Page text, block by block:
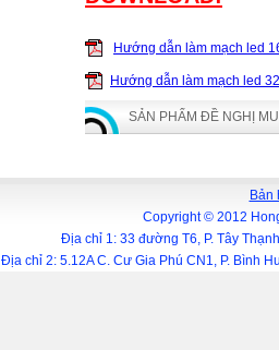
Hướng dẫn làm mạch led
Hướng dẫn làm mạch led
SẢN PHẨM ĐỀ NGHỊ
Bản
Copyright © 2012
Địa chỉ 1: 33 đường T6, P. Tây
Địa chỉ 2: 5.12A C. Cư Gia Phú CN1, P. Bình